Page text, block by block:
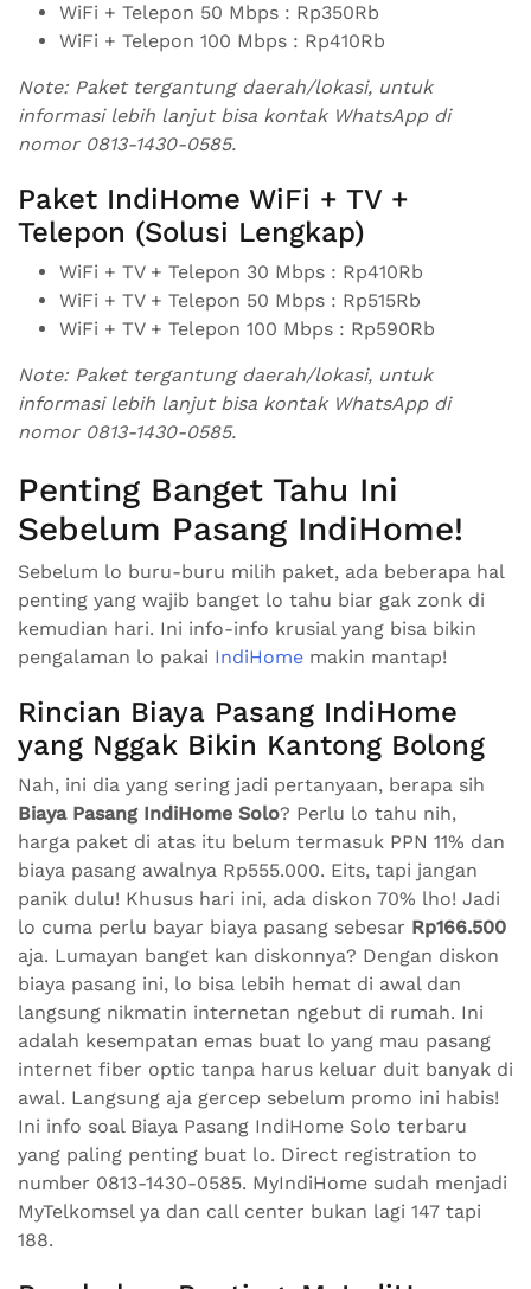
WiFi + Telepon 50 Mbps : Rp350Rb
WiFi + Telepon 100 Mbps : Rp410Rb
Note: Paket tergantung daerah/lokasi, untuk
informasi lebih lanjut bisa kontak WhatsApp di
nomor 0813-1430-0585.
Paket IndiHome WiFi + TV +
Telepon (Solusi Lengkap)
WiFi + TV + Telepon 30 Mbps : Rp410Rb
WiFi + TV + Telepon 50 Mbps : Rp515Rb
WiFi + TV + Telepon 100 Mbps : Rp590Rb
Note: Paket tergantung daerah/lokasi, untuk
informasi lebih lanjut bisa kontak WhatsApp di
nomor 0813-1430-0585.
Penting Banget Tahu Ini
Sebelum Pasang IndiHome!
Sebelum lo buru-buru milih paket, ada beberapa hal
penting yang wajib banget lo tahu biar gak zonk di
kemudian hari. Ini info-info krusial yang bisa bikin
pengalaman lo pakai IndiHome makin mantap!
Rincian Biaya Pasang IndiHome
yang Nggak Bikin Kantong Bolong
Nah, ini dia yang sering jadi pertanyaan, berapa sih
Biaya Pasang IndiHome Solo? Perlu lo tahu nih,
harga paket di atas itu belum termasuk PPN 11% dan
biaya pasang awalnya Rp555.000. Eits, tapi jangan
panik dulu! Khusus hari ini, ada diskon 70% lho! Jadi
lo cuma perlu bayar biaya pasang sebesar Rp166.500
aja. Lumayan banget kan diskonnya? Dengan diskon
biaya pasang ini, lo bisa lebih hemat di awal dan
langsung nikmatin internetan ngebut di rumah. Ini
adalah kesempatan emas buat lo yang mau pasang
internet fiber optic tanpa harus keluar duit banyak di
awal. Langsung aja gercep sebelum promo ini habis!
Ini info soal Biaya Pasang IndiHome Solo terbaru
yang paling penting buat lo. Direct registration to
number 0813-1430-0585. MyIndiHome sudah menjadi
MyTelkomsel ya dan call center bukan lagi 147 tapi
188.